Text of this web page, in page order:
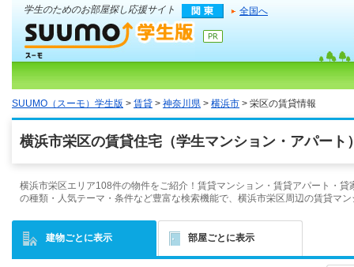
学生のためのお部屋探し応援サイト 全国へ
SUUMO（スーモ）学生版 > 賃貸 > 神奈川県 > 横浜市 > 栄区の賃貸情報
横浜市栄区の賃貸住宅（学生マンション・アパート
横浜市栄区エリア108件の物件をご紹介！賃貸マンション・賃貸アパート・
の種類・人気テーマ・条件など豊富な検索機能で、横浜市栄区周辺の賃貸マ
建物ごとに表示 部屋ごとに表示